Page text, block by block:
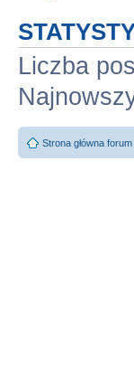
Liczba
Strona główna forum